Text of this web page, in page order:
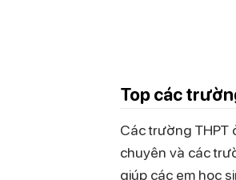
Top các
Các trường
chuyên và các
giúp các em học